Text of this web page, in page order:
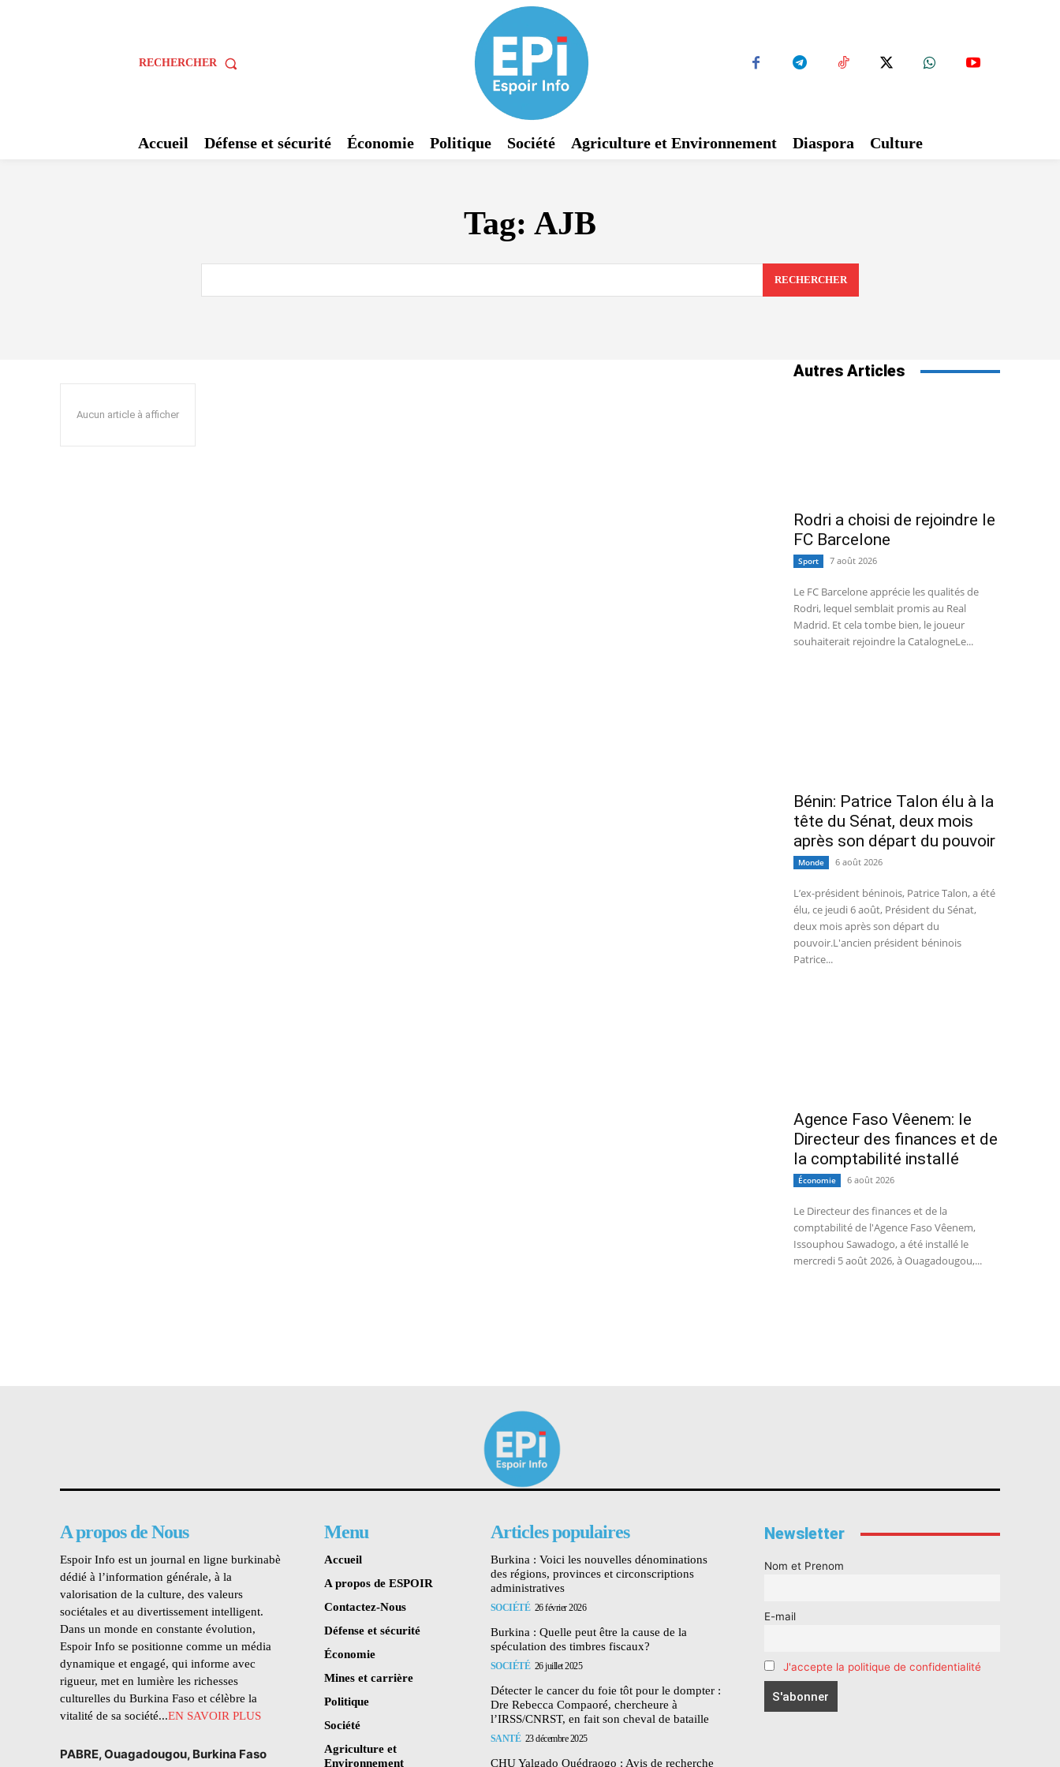
RECHERCHER
Accueil Défense et sécurité Économie Politique Société Agriculture et Environnement Diaspora Culture
Tag: AJB
RECHERCHER
Aucun article à afficher
Autres Articles
Rodri a choisi de rejoindre le
FC Barcelone
Sport 7 août 2026
Le FC Barcelone apprécie les qualités de
Rodri, lequel semblait promis au Real
Madrid. Et cela tombe bien, le joueur
souhaiterait rejoindre la CatalogneLe...
Bénin: Patrice Talon élu à la
tête du Sénat, deux mois
après son départ du pouvoir
Monde 6 août 2026
L’ex-président béninois, Patrice Talon, a été
élu, ce jeudi 6 août, Président du Sénat,
deux mois après son départ du
pouvoir.L'ancien président béninois
Patrice...
Agence Faso Vêenem: le
Directeur des finances et de
la comptabilité installé
Économie 6 août 2026
Le Directeur des finances et de la
comptabilité de l'Agence Faso Vêenem,
Issouphou Sawadogo, a été installé le
mercredi 5 août 2026, à Ouagadougou,...
A propos de Nous
Espoir Info est un journal en ligne burkinabè
dédié à l’information générale, à la
valorisation de la culture, des valeurs
sociétales et au divertissement intelligent.
Dans un monde en constante évolution,
Espoir Info se positionne comme un média
dynamique et engagé, qui informe avec
rigueur, met en lumière les richesses
culturelles du Burkina Faso et célèbre la
vitalité de sa société...EN SAVOIR PLUS
PABRE, Ouagadougou, Burkina Faso
Menu
Accueil
A propos de ESPOIR
Contactez-Nous
Défense et sécurité
Économie
Mines et carrière
Politique
Société
Agriculture et
Environnement
Articles populaires
Burkina : Voici les nouvelles dénominations
des régions, provinces et circonscriptions
administratives
SOCIÉTÉ 26 février 2026
Burkina : Quelle peut être la cause de la
spéculation des timbres fiscaux?
SOCIÉTÉ 26 juillet 2025
Détecter le cancer du foie tôt pour le dompter :
Dre Rebecca Compaoré, chercheure à
l’IRSS/CNRST, en fait son cheval de bataille
SANTÉ 23 décembre 2025
CHU Yalgado Ouédraogo : Avis de recherche
Newsletter
Nom et Prenom
E-mail
J'accepte la politique de confidentialité